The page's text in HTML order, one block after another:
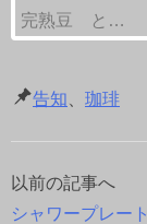
完熟豆 と…
告知 珈琲
投
以前の記事へ
シャワープレー